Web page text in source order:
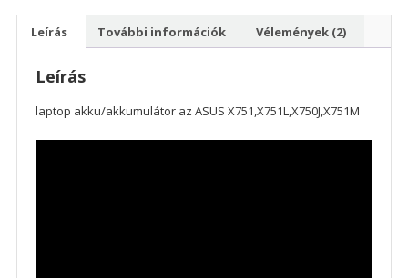
Leírás További információk Vélemények (2)
Leírás
laptop akku/akkumulátor az ASUS X751,X751L,X750J,X751M